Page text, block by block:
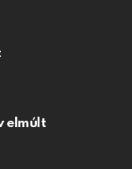
elmúlt